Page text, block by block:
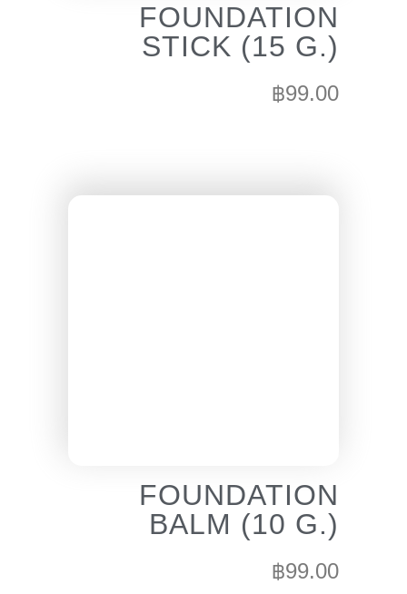
FOUNDATION
STICK (15 G.)
฿99.00
FOUNDATION
BALM (10 G.)
฿99.00